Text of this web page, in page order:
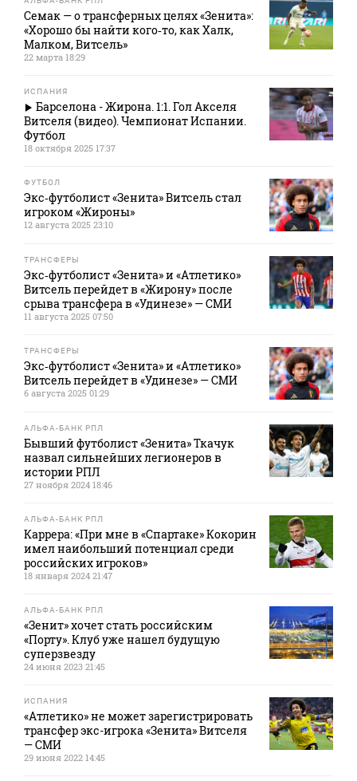
Семак — о трансферных целях «Зенита»:
«Хорошо бы найти кого‑то, как Халк,
Малком, Витсель»
22 марта 18:29
ИСПАНИЯ
Барселона - Жирона. 1:1. Гол Акселя
Витселя (видео). Чемпионат Испании.
Футбол
18 октября 2025 17:37
ФУТБОЛ
Экс‑футболист «Зенита» Витсель стал
игроком «Жироны»
12 августа 2025 23:10
ТРАНСФЕРЫ
Экс‑футболист «Зенита» и «Атлетико»
Витсель перейдет в «Жирону» после
срыва трансфера в «Удинезе» — СМИ
11 августа 2025 07:50
ТРАНСФЕРЫ
Экс‑футболист «Зенита» и «Атлетико»
Витсель перейдет в «Удинезе» — СМИ
6 августа 2025 01:29
АЛЬФА-БАНК РПЛ
Бывший футболист «Зенита» Ткачук
назвал сильнейших легионеров в
истории РПЛ
27 ноября 2024 18:46
АЛЬФА-БАНК РПЛ
Каррера: «При мне в «Спартаке» Кокорин
имел наибольший потенциал среди
российских игроков»
18 января 2024 21:47
АЛЬФА-БАНК РПЛ
«Зенит» хочет стать российским
«Порту». Клуб уже нашел будущую
суперзвезду
24 июня 2023 21:45
ИСПАНИЯ
«Атлетико» не может зарегистрировать
трансфер экс-игрока «Зенита» Витселя
— СМИ
29 июня 2022 14:45